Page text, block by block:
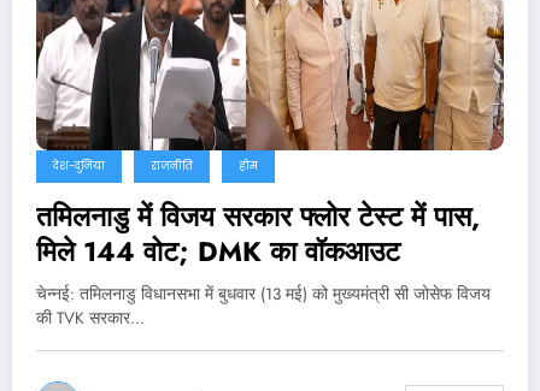
देश-दुनिया राजनीति होम
तमिलनाडु में विजय सरकार फ्लोर टेस्ट में पास,
मिले 144 वोट; DMK का वॉकआउट
चेन्‍नई: तमिलनाडु विधानसभा में बुधवार (13 मई) को मुख्यमंत्री सी जोसेफ विजय
की TVK सरकार…